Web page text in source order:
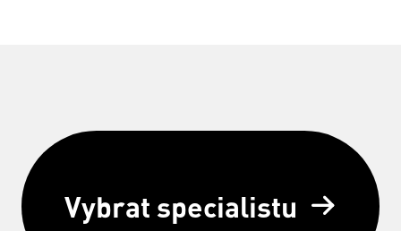
Vybrat specialistu